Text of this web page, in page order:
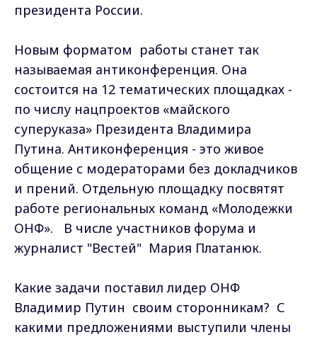
президента России.
Новым форматом работы станет так
называемая антиконференция. Она
состоится на 12 тематических площадках -
по числу нацпроектов «майского
суперуказа» Президента Владимира
Путина. Антиконференция - это живое
общение с модераторами без докладчиков
и прений. Отдельную площадку посвятят
работе региональных команд «Молодежки
ОНФ». В числе участников форума и
журналист "Вестей" Мария Платанюк.
Какие задачи поставил лидер ОНФ
Владимир Путин своим сторонникам? С
какими предложениями выступили члены